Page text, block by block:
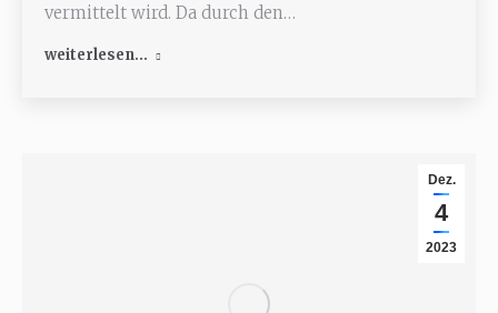
vermittelt wird. Da durch den…
weiterlesen...
Dez.
4
2023